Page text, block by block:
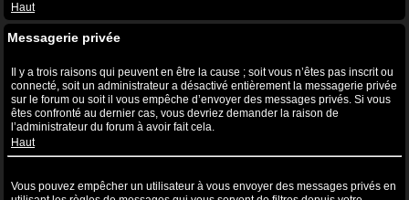
Haut
Messagerie privée
Il y a trois raisons qui peuvent en être la cause ; soit vous n’êtes pas inscrit ou
connecté, soit un administrateur a désactivé entièrement la messagerie privée
sur le forum ou soit il vous empêche d’envoyer des messages privés. Si vous
êtes confronté au dernier cas, vous devriez demander la raison de
l’administrateur du forum à avoir fait cela.
Haut
Vous pouvez empêcher un utilisateur à vous envoyer des messages privés en